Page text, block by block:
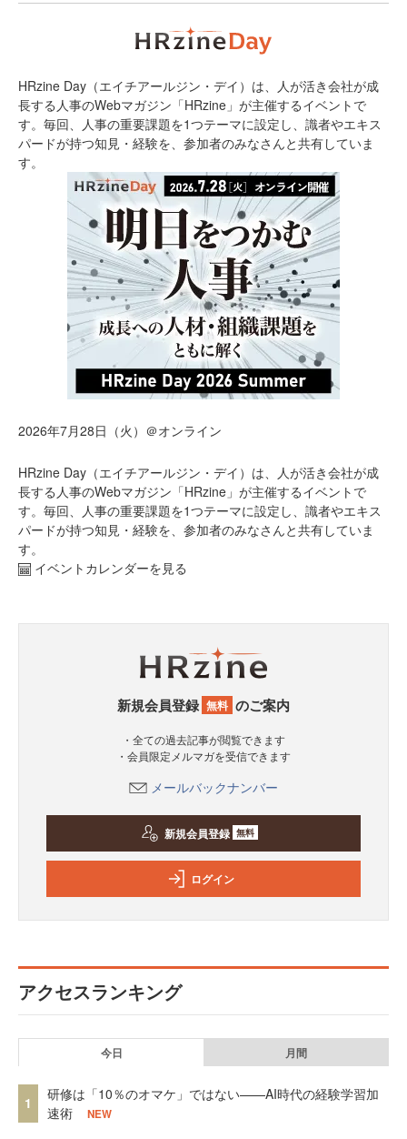
HRzine Day（エイチアールジン・デイ）は、人が活き会社が成
長する人事のWebマガジン「HRzine」が主催するイベントで
す。毎回、人事の重要課題を1つテーマに設定し、識者やエキス
パードが持つ知見・経験を、参加者のみなさんと共有していま
す。
2026年7月28日（火）＠オンライン
HRzine Day（エイチアールジン・デイ）は、人が活き会社が成
長する人事のWebマガジン「HRzine」が主催するイベントで
す。毎回、人事の重要課題を1つテーマに設定し、識者やエキス
パードが持つ知見・経験を、参加者のみなさんと共有していま
す。
イベントカレンダーを見る
新規会員登録 無料 のご案内
・全ての過去記事が閲覧できます
・会員限定メルマガを受信できます
メールバックナンバー
新規会員登録 無料
ログイン
アクセスランキング
今日 月間
1
研修は「10％のオマケ」ではない——AI時代の経験学習加
速術
NEW